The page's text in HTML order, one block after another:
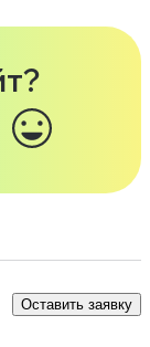
Оставить заявку